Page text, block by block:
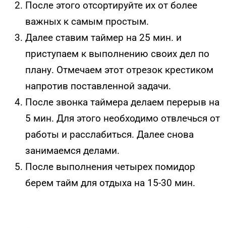
После этого отсортируйте их от более
важных к самым простым.
Далее ставим таймер на 25 мин. и
приступаем к выполнению своих дел по
плану. Отмечаем этот отрезок крестиком
напротив поставленной задачи.
После звонка таймера делаем перерыв на
5 мин. Для этого необходимо отвлечься от
работы и расслабиться. Далее снова
занимаемся делами.
После выполнения четырех помидор
берем тайм для отдыха на 15-30 мин.